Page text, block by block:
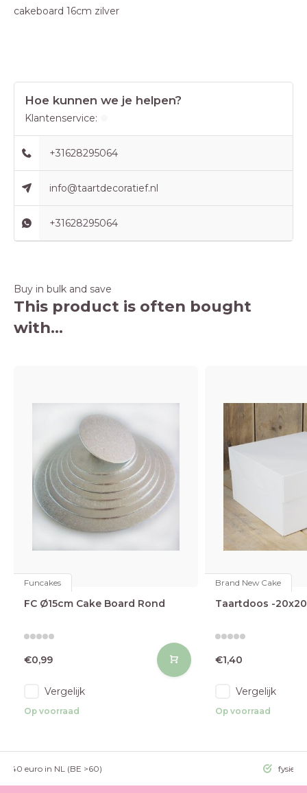
cakeboard 16cm zilver
Hoe kunnen we je helpen?
Klantenservice:
+31628295064
info@taartdecoratief.nl
+31628295064
Buy in bulk and save
This product is often bought
with...
Funcakes
FC Ø15cm Cake Board Rond
€0,99
Vergelijk
Op voorraad
Brand New Cake
Taartdoos -
€1,40
Vergelijk
Op voorraad
>40 euro in NL (BE >60) fysieke